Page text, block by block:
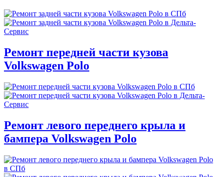
Ремонт передней части кузова
Volkswagen Polo
Ремонт левого переднего крыла и
бампера Volkswagen Polo